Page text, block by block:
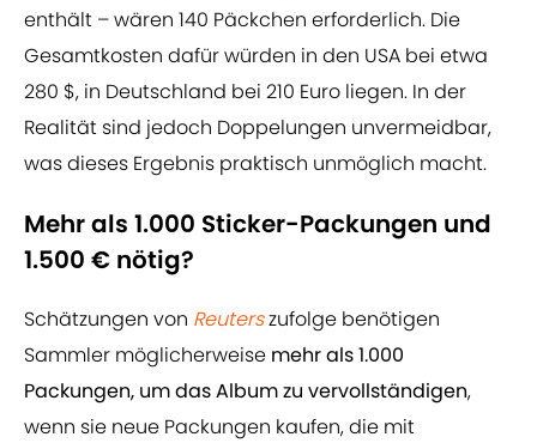
enthält – wären 140 Päckchen erforderlich. Die
Gesamtkosten dafür würden in den USA bei etwa
280 $, in Deutschland bei 210 Euro liegen. In der
Realität sind jedoch Doppelungen unvermeidbar,
was dieses Ergebnis praktisch unmöglich macht.
Mehr als 1.000 Sticker-Packungen und
1.500 € nötig?
Schätzungen von Reuterszufolge benötigen
Sammler möglicherweise mehr als 1.000
Packungen, um das Album zu vervollständigen,
wenn sie neue Packungen kaufen, die mit